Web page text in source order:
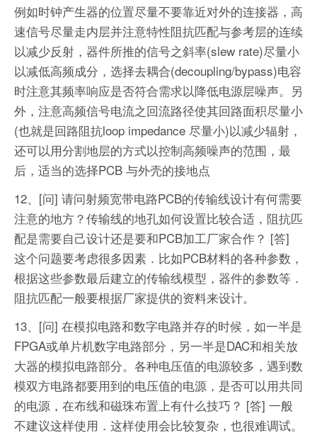
例如时钟产生器的位置尽量不要靠近对外的连接器，高
速信号尽量走内层并注意特性阻抗匹配与参考层的连续
以减少反射，器件所推的信号之斜率(slew rate)尽量小
以减低高频成分，选择去耦合(decoupling/bypass)电容
时注意其频率响应是否符合需求以降低电源层噪声。另
外，注意高频信号电流之回流路径使其回路面积尽量小
(也就是回路阻抗loop impedance 尽量小)以减少辐射，
还可以用分割地层的方式以控制高频噪声的范围，最
后，适当的选择PCB 与外壳的接地点
12、[问] 请问射频宽带电路PCB的传输线设计有何需要
注意的地方？传输线的地孔如何设置比较合适，阻抗匹
配是需要自己设计还是要和PCB加工厂家合作？ [答]
这个问题要考虑很多因素．比如PCB材料的各种参数，
根据这些参数最后建立的传输线模型，器件的参数等．
阻抗匹配一般要根据厂家提供的资料来设计。
13、[问] 在模拟电路和数字电路并存的时候，如一半是
FPGA或单片机数字电路部分，另一半是DAC和相关放
大器的模拟电路部分。各种电压值的电源较多，遇到数
模双方电路都要用到的电压值的电源，是否可以用共同
的电源，在布线和磁珠布置上有什么技巧？ [答] 一般
不建议这样使用．这样使用会比较复杂，也很难调试。